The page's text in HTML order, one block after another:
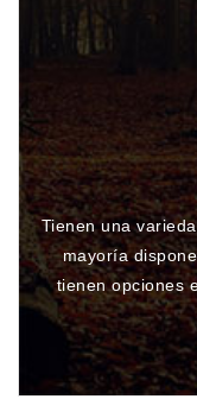
Tienen una
mayoría
tienen opciones